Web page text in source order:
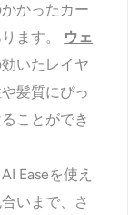
かったカー
ます。 ウェ
いたレイヤ
髪質にぴっ
ことができ
AI Easeを使え
いまで、さ